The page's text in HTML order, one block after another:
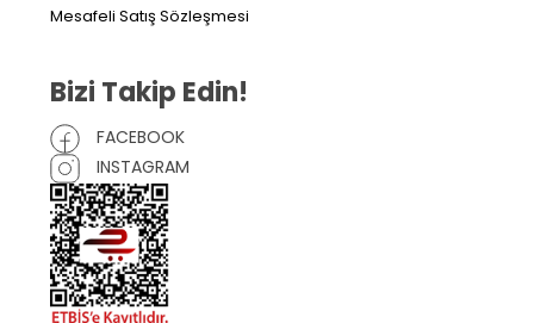
Mesafeli Satış Sözleşmesi
Bizi Takip Edin!
FACEBOOK
INSTAGRAM